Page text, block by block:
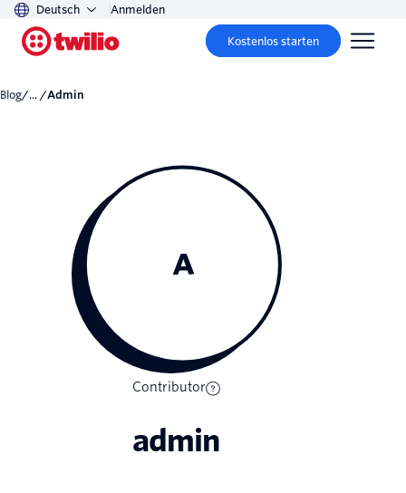
Deutsch Anmelden
Kostenlos starten
Blog/... / admin
A
Contributor
admin